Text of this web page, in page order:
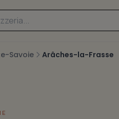
Savoie Arâches-la-Frasse